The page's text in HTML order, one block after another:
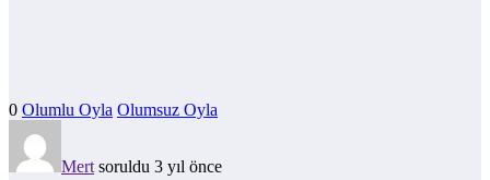
0 Olumlu Oyla Olumsuz Oyla
Mert soruldu 3 yıl önce